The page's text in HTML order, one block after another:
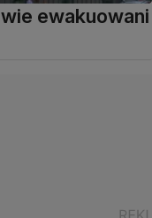
ewakuowani